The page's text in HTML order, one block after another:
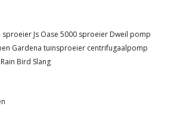
sproeier Js Oase 5000 sproeier Dweil pomp
Gardena tuinsproeier centrifugaalpomp
Rain Bird Slang